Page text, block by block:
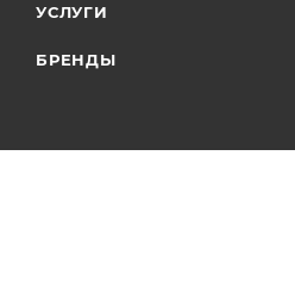
УСЛУГИ
БРЕНДЫ